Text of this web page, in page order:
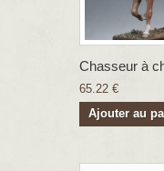
Chasseur à
65.22 €
Ajouter au